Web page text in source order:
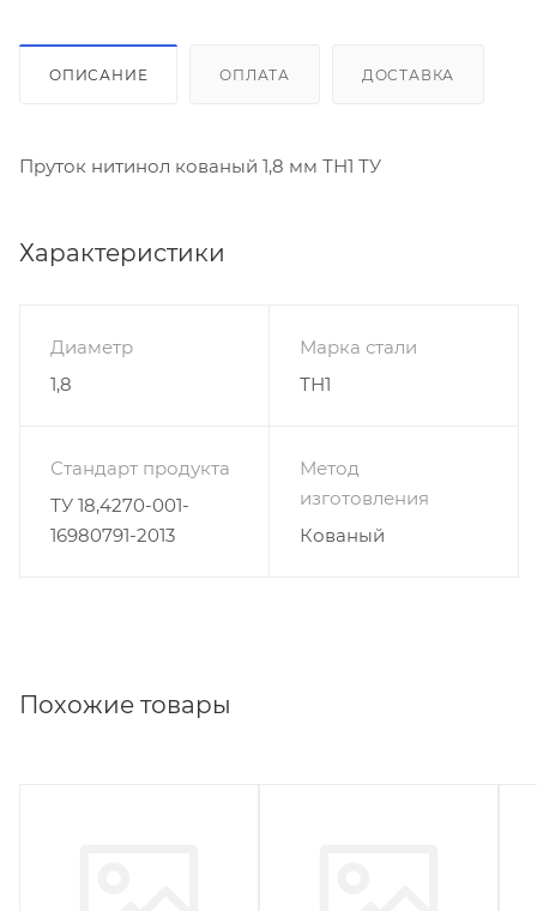
ОПИСАНИЕ ОПЛАТА ДОСТАВКА
Пруток нитинол кованый 1,8 мм ТН1 ТУ
Характеристики
Диаметр
1,8
Марка стали
ТН1
Стандарт продукта
ТУ 18,4270-001-
16980791-2013
Метод
изготовления
Кованый
Похожие товары